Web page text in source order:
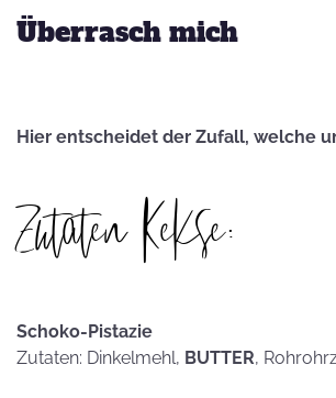
Überrasch mich
Hier entscheidet der Zufall, welche
Zutaten Kekse:
Schoko-Pistazie
Zutaten: Dinkelmehl, BUTTER,